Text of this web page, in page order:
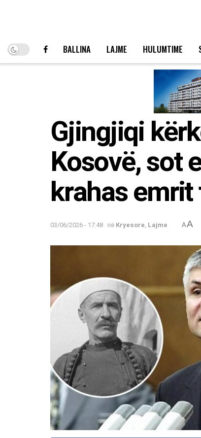
BALLINA LAJME HULUMTIME
Gjingjiqi
Kosovë, sot
krahas
03/06/2026 - 17:48 në Kryesore, Lajme AA